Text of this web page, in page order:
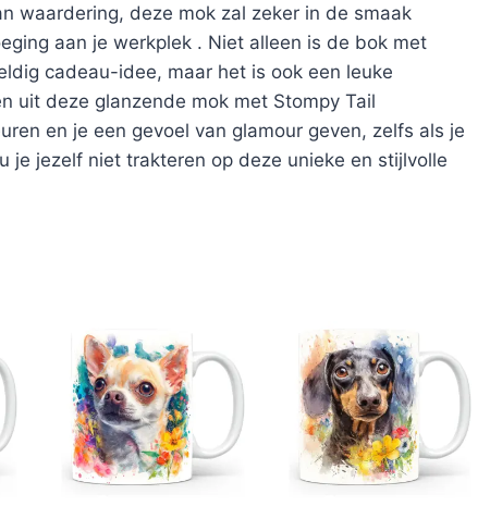
waardering, deze mok zal zeker in de smaak
aan je werkplek . Niet alleen is de bok met
cadeau-idee, maar het is ook een leuke
uit deze glanzende mok met Stompy Tail
en je een gevoel van glamour geven, zelfs als je
je jezelf niet trakteren op deze unieke en stijlvolle